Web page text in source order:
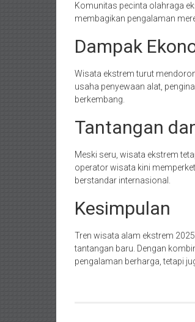
Komunitas pecinta olahraga
membagikan pengalaman
Dampak
Wisata ekstrem turut
usaha penyewaan alat,
berkembang.
Tantangan
Meski seru, wisata ekstrem
operator wisata kini
berstandar internasional.
Kesimpulan
Tren wisata alam ekstrem
tantangan baru. Dengan
pengalaman berharga, tetapi